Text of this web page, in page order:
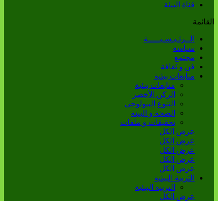
قناة البيئة
القائمة
الــرئـيـسـيـــــة
سياسة
مجتمع
فن و ثقافة
متابعات بيئية
متابعات بيئية
الركن الأخضر
التنوع البيولوجي
الصحة و البيئة
تحقيقات و ملفات
عرض الكل
عرض الكل
عرض الكل
عرض الكل
عرض الكل
التربية البيئية
التربية البيئية
عرض الكل